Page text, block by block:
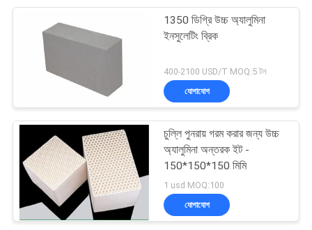
1350 ডিগ্রি উচ্চ অ্যালুমিনা
ইনসুলেটিং ব্রিক
400-2100 USD/T MOQ:5 টন
যোগাযোগ
চুল্লি পুনরায় গরম করার জন্য উচ্চ
অ্যালুমিনা অন্তরক ইট -
150*150*150 মিমি
1 usd MOQ:100
যোগাযোগ